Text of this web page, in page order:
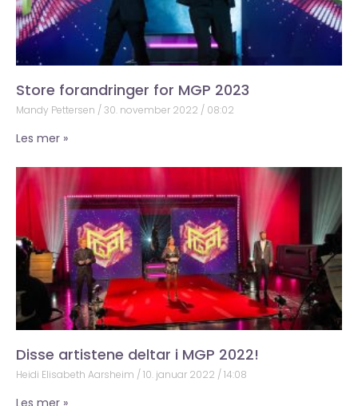
Store forandringer for MGP 2023
Mandy Pettersen 30. november 2022 08:02
Les mer »
Disse artistene deltar i MGP 2022!
Heidi Elisabeth Aarsheim 10. januar 2022 14:08
Les mer »